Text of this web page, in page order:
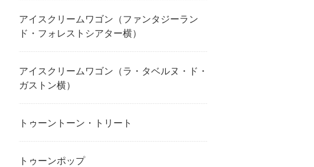
アイスクリームワゴン（ファンタジーラン
ド・フォレストシアター横）
アイスクリームワゴン（ラ・タベルヌ・ド・
ガストン横）
トゥーントーン・トリート
トゥーンポップ